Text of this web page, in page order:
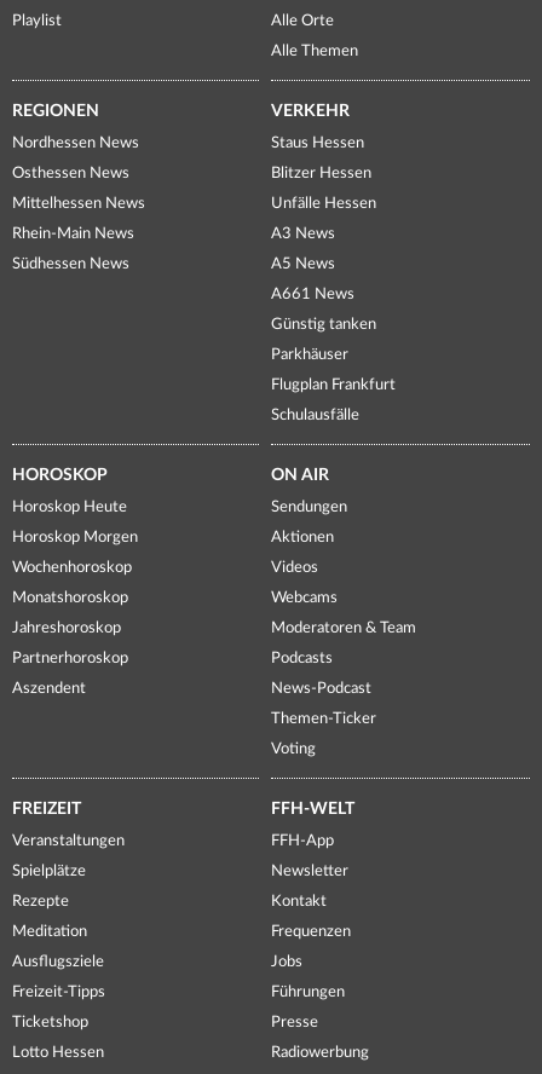
Playlist
Alle Orte
Alle Themen
REGIONEN
Nordhessen News
Osthessen News
Mittelhessen News
Rhein-Main News
Südhessen News
VERKEHR
Staus Hessen
Blitzer Hessen
Unfälle Hessen
A3 News
A5 News
A661 News
Günstig tanken
Parkhäuser
Flugplan Frankfurt
Schulausfälle
HOROSKOP
Horoskop Heute
Horoskop Morgen
Wochenhoroskop
Monatshoroskop
Jahreshoroskop
Partnerhoroskop
Aszendent
ON AIR
Sendungen
Aktionen
Videos
Webcams
Moderatoren & Team
Podcasts
News-Podcast
Themen-Ticker
Voting
FREIZEIT
Veranstaltungen
Spielplätze
Rezepte
Meditation
Ausflugsziele
Freizeit-Tipps
Ticketshop
Lotto Hessen
FFH-WELT
FFH-App
Newsletter
Kontakt
Frequenzen
Jobs
Führungen
Presse
Radiowerbung